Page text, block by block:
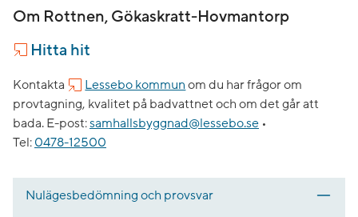
Om Rottnen, Gökaskratt-Hovmantorp
Hitta hit
Kontakta Lessebo kommun om du har frågor om
provtagning, kvalitet på badvattnet och om det går att
bada. E-post:samhallsbyggnad@lessebo.se •
Tel: 0478-12500
Nulägesbedömning och provsvar